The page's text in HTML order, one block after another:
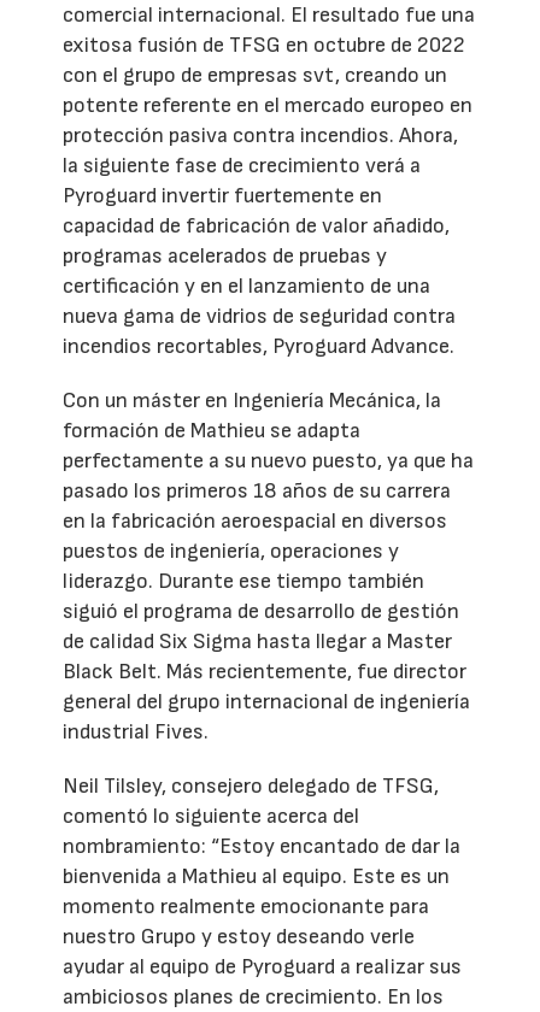
comercial internacional. El resultado fue una
exitosa fusión de TFSG en octubre de 2022
con el grupo de empresas svt, creando un
potente referente en el mercado europeo en
protección pasiva contra incendios. Ahora,
la siguiente fase de crecimiento verá a
Pyroguard invertir fuertemente en
capacidad de fabricación de valor añadido,
programas acelerados de pruebas y
certificación y en el lanzamiento de una
nueva gama de vidrios de seguridad contra
incendios recortables, Pyroguard Advance.
Con un máster en Ingeniería Mecánica, la
formación de Mathieu se adapta
perfectamente a su nuevo puesto, ya que ha
pasado los primeros 18 años de su carrera
en la fabricación aeroespacial en diversos
puestos de ingeniería, operaciones y
liderazgo. Durante ese tiempo también
siguió el programa de desarrollo de gestión
de calidad Six Sigma hasta llegar a Master
Black Belt. Más recientemente, fue director
general del grupo internacional de ingeniería
industrial Fives.
Neil Tilsley, consejero delegado de TFSG,
comentó lo siguiente acerca del
nombramiento: “Estoy encantado de dar la
bienvenida a Mathieu al equipo. Este es un
momento realmente emocionante para
nuestro Grupo y estoy deseando verle
ayudar al equipo de Pyroguard a realizar sus
ambiciosos planes de crecimiento. En los